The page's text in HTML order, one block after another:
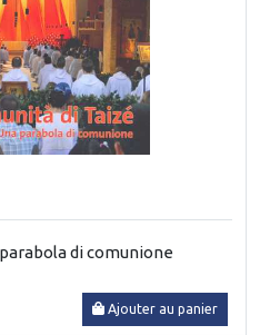
di comunione
Ajouter au panier